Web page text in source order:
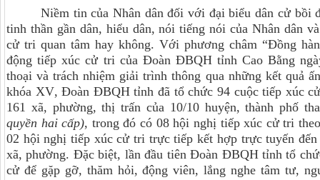
Niềm tin của Nhân dân đối với đại biểu dân cử bồi
tinh thần gần dân, hiểu dân, nói tiếng nói của Nhân dân
cử tri quan tâm hay không. Với phương châm “Đồng
động tiếp xúc cử tri của Đoàn ĐBQH tỉnh Cao Bằng
thoại và trách nhiệm giải trình thông qua những kết quả
khóa XV, Đoàn ĐBQH tỉnh đã tổ chức 94 cuộc tiếp xúc
161 xã, phường, thị trấn của 10/10huyện, thành phố
quyền hai cấp), trong đó có 08 hội nghị tiếp xúc cử tri
02 hội nghịtiếp xúc cử tri trực tiếp kết hợp trực tuyến
xã, phường. Đặc biệt, lần đầu tiên Đoàn ĐBQH tỉnh tổ
cử để gặp gỡ, thăm hỏi, động viên, lắng nghe tâm tư,